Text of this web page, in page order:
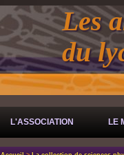
Les
du
L'ASSOCIATION LE